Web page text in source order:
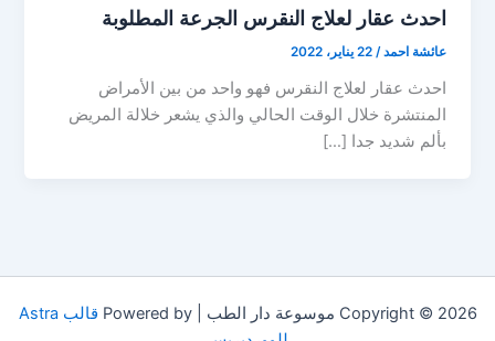
احدث عقار لعلاج النقرس الجرعة المطلوبة
عائشة احمد/22 يناير، 2022
احدث عقار لعلاج النقرس فهو واحد من بين الأمراض
المنتشرة خلال الوقت الحالي والذي يشعر خلالة المريض
بألم شديد جدا […]
Copyright © 2026 موسوعة دار الطب | Powered by
قالب Astra